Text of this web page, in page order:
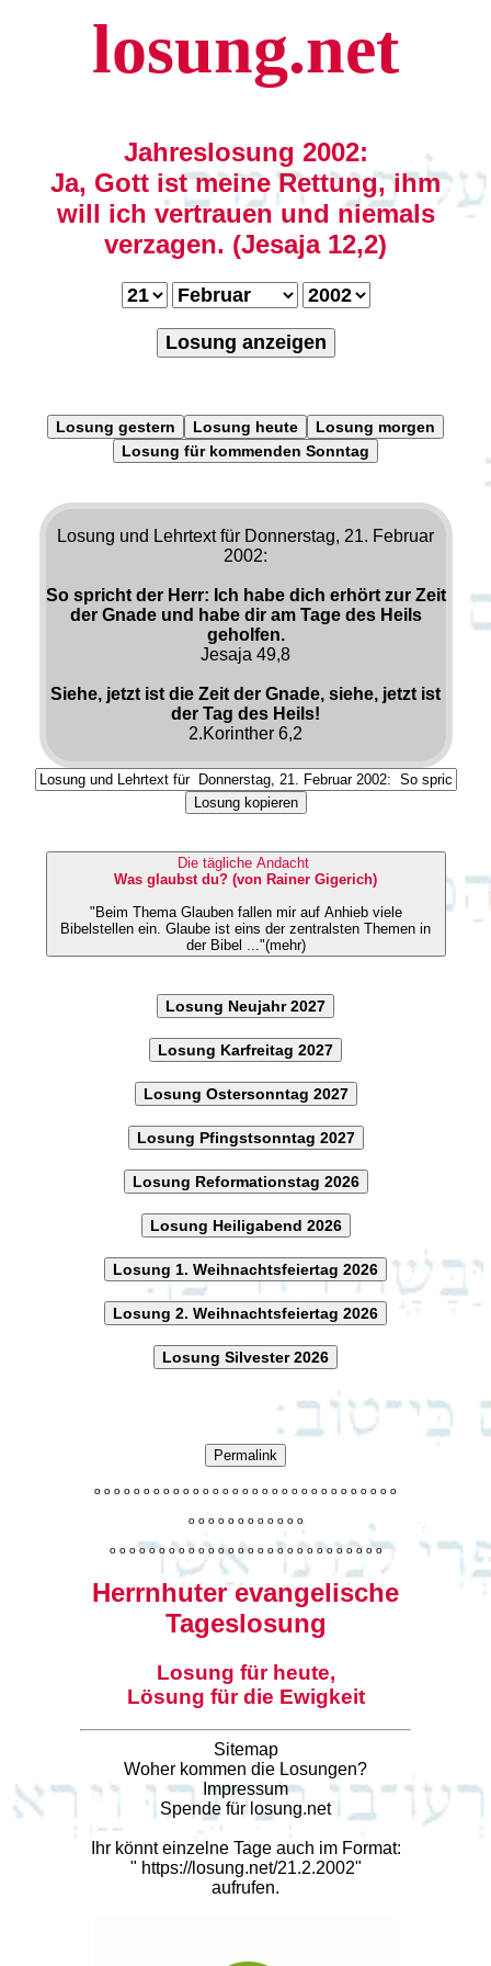
losung.net
Jahreslosung 2002:
Ja, Gott ist meine Rettung, ihm
will ich vertrauen und niemals
verzagen. (Jesaja 12,2)
Losung anzeigen
Losung gestern Losung heute
Losung morgen
Losung für kommenden Sonntag
Losung und Lehrtext für Donnerstag, 21. Februar
2002:
So spricht der Herr: Ich habe dich erhört zur Zeit
der Gnade und habe dir am Tage des Heils
geholfen.
Jesaja 49,8
Siehe, jetzt ist die Zeit der Gnade, siehe, jetzt ist
der Tag des Heils!
2.Korinther 6,2
Losung kopieren
Die tägliche Andacht
Was glaubst du? (von Rainer Gigerich)
"Beim Thema Glauben fallen mir auf Anhieb viele
Bibelstellen ein. Glaube ist eins der zentralsten Themen in
der Bibel ..."(mehr)
Losung Neujahr 2027
Losung Karfreitag 2027
Losung Ostersonntag 2027
Losung Pfingstsonntag 2027
Losung Reformationstag 2026
Losung Heiligabend 2026
Losung 1. Weihnachtsfeiertag 2026
Losung 2. Weihnachtsfeiertag 2026
Losung Silvester 2026
Permalink
o o o o o o o o o o o o o o o o o o o o o o o o o o o o o o o
o o o o o o o o o o o o
o o o o o o o o o o o o o o o o o o o o o o o o o o o o
Herrnhuter evangelische
Tageslosung
Losung für heute,
Lösung für die Ewigkeit
Sitemap
Woher kommen die Losungen?
Impressum
Spende für losung.net
Ihr könnt einzelne Tage auch im Format:
" https://losung.net/21.2.2002"
aufrufen.